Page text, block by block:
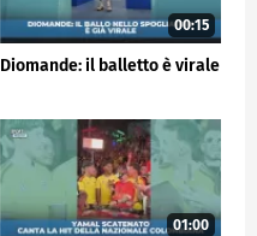
00:15
Diomande: il balletto è virale
01:00